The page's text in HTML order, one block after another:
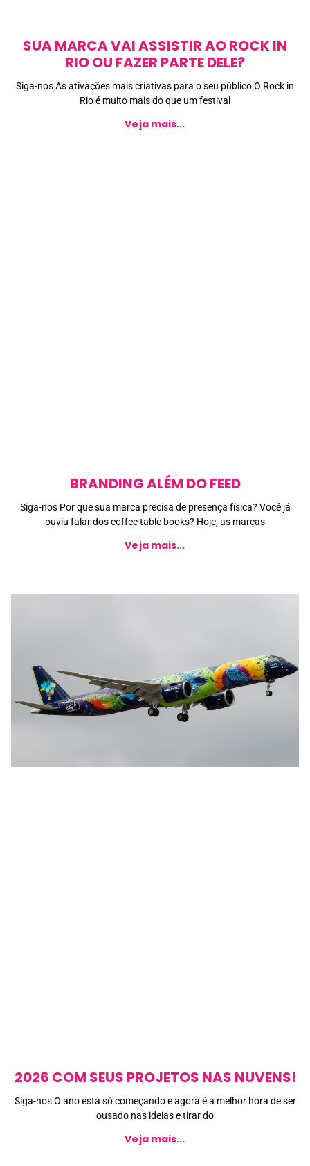
SUA MARCA VAI ASSISTIR AO ROCK IN
RIO OU FAZER PARTE DELE?
Siga-nos As ativações mais criativas para o seu público O Rock in
Rio é muito mais do que um festival
Veja mais...
BRANDING ALÉM DO FEED
Siga-nos Por que sua marca precisa de presença física? Você já
ouviu falar dos coffee table books? Hoje, as marcas
Veja mais...
2026 COM SEUS PROJETOS NAS NUVENS!
Siga-nos O ano está só começando e agora é a melhor hora de ser
ousado nas ideias e tirar do
Veja mais...